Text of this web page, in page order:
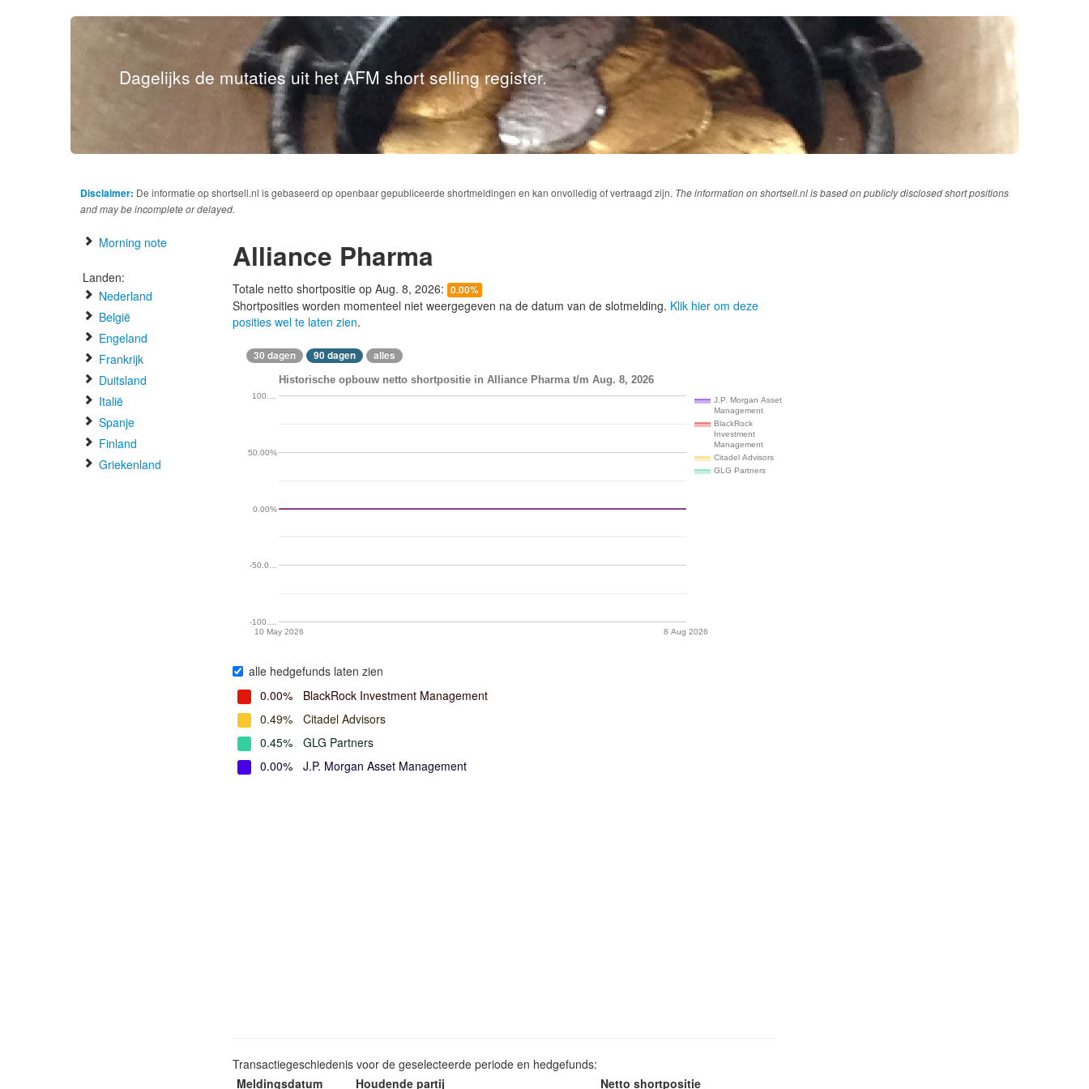
Dagelijks de mutaties uit het AFM short selling register.
Disclaimer: De informatie op shortsell.nl is gebaseerd op openbaar gepubliceerde shortmeldingen en kan onvolledig of vertraagd zijn. The information on shortsell.nl is based on publicly disclosed short positions
and may be incomplete or delayed.
Morning note
Landen:
Nederland
België
Engeland
Frankrijk
Duitsland
Italië
Spanje
Finland
Griekenland
Alliance Pharma
Totale netto shortpositie op Aug. 8, 2026: 0.00%
Shortposities worden momenteel niet weergegeven na de datum van de slotmelding. Klik hier om deze
posities wel te laten zien.
30 dagen 90 dagen alles
Historische opbouw netto shortpositie in Alliance Pharma t/m Aug. 8, 2026
J.P. Morgan Asset
Management
BlackRock
Investment
Management
Citadel Advisors
GLG Partners
10 May 2026 8 Aug 2026
-100.…
-50.0…
0.00%
50.00%
100.…
alle hedgefunds laten zien
0.00%
BlackRock Investment Management
0.49%
Citadel Advisors
0.45%
GLG Partners
0.00%
J.P. Morgan Asset Management
Transactiegeschiedenis voor de geselecteerde periode en hedgefunds:
Meldingsdatum
Houdende partij Netto shortpositie